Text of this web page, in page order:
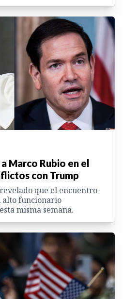
Marco Rubio en el
con Trump
que el encuentro
alto funcionario
misma semana.